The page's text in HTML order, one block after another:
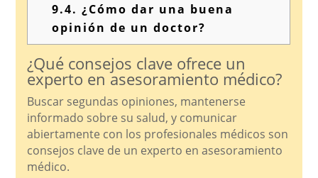
9.4. ¿Cómo dar una buena
opinión de un doctor?
¿Qué consejos clave ofrece un
experto en asesoramiento médico?
Buscar segundas opiniones, mantenerse
informado sobre su salud, y comunicar
abiertamente con los profesionales médicos son
consejos clave de un experto en asesoramiento
médico.